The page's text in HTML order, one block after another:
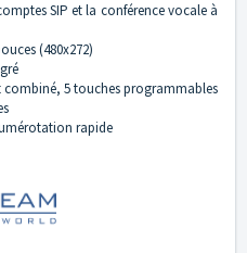
SIP et la conférence vocale à
(480x272)
5 touches programmables
rapide